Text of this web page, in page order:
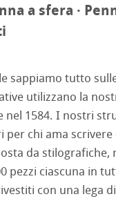
Program
Albums
Inkjet
Rag
a sfera ·
sappiamo tutto
utilizzano la
nel 1584. I nostri
per chi ama
da stilografiche,
pezzi ciascuna in
con una lega